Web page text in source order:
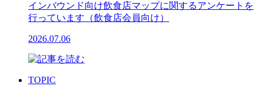
インバウンド向け飲食店マップに関するアンケートを
行っています（飲食店会員向け）
2026.07.06
TOPIC